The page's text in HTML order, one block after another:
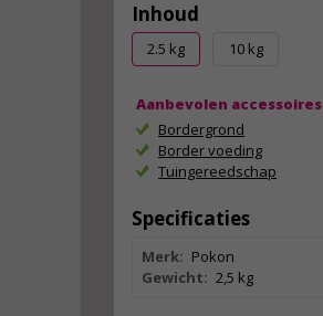
Inhoud
2.5 kg 10 kg
Aanbevolen accessoires
Bordergrond
Border voeding
Tuingereedschap
Specificaties
Merk: Pokon
Gewicht: 2,5 kg